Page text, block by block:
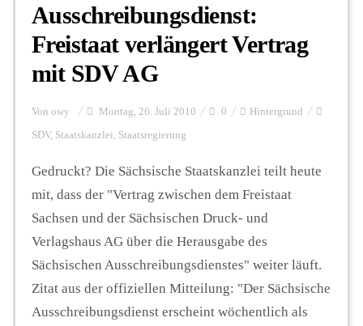
Ausschreibungsdienst:
Freistaat verlängert Vertrag
mit SDV AG
Von owy Montag, 26. Juli 2010 0 Hintergrund
SDV, Staatskanzlei, Staatsregierung
Gedruckt? Die Sächsische Staatskanzlei teilt heute
mit, dass der "Vertrag zwischen dem Freistaat
Sachsen und der Sächsischen Druck- und
Verlagshaus AG über die Herausgabe des
Sächsischen Ausschreibungsdienstes" weiter läuft.
Zitat aus der offiziellen Mitteilung: "Der Sächsische
Ausschreibungsdienst erscheint wöchentlich als